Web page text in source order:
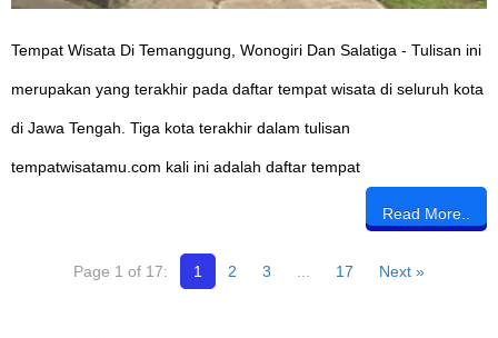
Tempat Wisata Di Temanggung, Wonogiri Dan Salatiga - Tulisan ini
merupakan yang terakhir pada daftar tempat wisata di seluruh kota
di Jawa Tengah. Tiga kota terakhir dalam tulisan
tempatwisatamu.com kali ini adalah daftar tempat
Read More..
Page 1 of 17: 1 2 3 17 Next »